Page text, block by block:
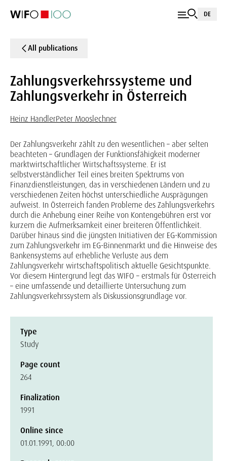
DE
All publications
Zahlungsverkehrssysteme und
Zahlungsverkehr in Österreich
Heinz HandlerPeter Mooslechner
Der Zahlungsverkehr zählt zu den wesentlichen – aber selten
beachteten – Grundlagen der Funktionsfähigkeit moderner
marktwirtschaftlicher Wirtschaftssysteme. Er ist
selbstverständlicher Teil eines breiten Spektrums von
Finanzdienstleistungen, das in verschiedenen Ländern und zu
verschiedenen Zeiten höchst unterschiedliche Ausprägungen
aufweist. In Österreich fanden Probleme des Zahlungsverkehrs
durch die Anhebung einer Reihe von Kontengebühren erst vor
kurzem die Aufmerksamkeit einer breiteren Öffentlichkeit.
Darüber hinaus sind die jüngsten Initiativen der EG-Kommission
zum Zahlungsverkehr im EG-Binnenmarkt und die Hinweise des
Bankensystems auf erhebliche Verluste aus dem
Zahlungsverkehr wirtschaftspolitisch aktuelle Gesichtspunkte.
Vor diesem Hintergrund legt das WIFO – erstmals für Österreich
– eine umfassende und detaillierte Untersuchung zum
Zahlungsverkehrssystem als Diskussionsgrundlage vor.
Type
Study
Page count
264
Finalization
1991
Online since
01.01.1991, 00:00